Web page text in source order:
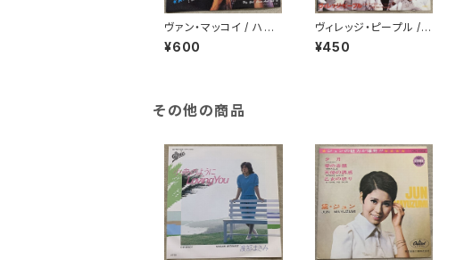
ヴァン・マッコイ / ハッ
スル
¥600
ヴィレッジ・ピープル /
マジック・ナイト
¥450
その他の商品